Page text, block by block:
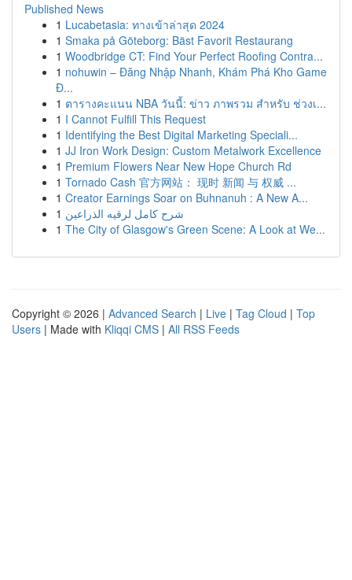
Published News
1 Lucabetasia: ทางเข้าล่าสุด 2024
1 Smaka på Göteborg: Bäst Favorit Restaurang
1 Woodbridge CT: Find Your Perfect Roofing Contra...
1 nohuwin – Đăng Nhập Nhanh, Khám Phá Kho Game
Đ...
1 ตารางคะแนน NBA วันนี้: ข่าว ภาพรวม สำหรับ ช่วงเ...
1 I Cannot Fulfill This Request
1 Identifying the Best Digital Marketing Speciali...
1 JJ Iron Work Design: Custom Metalwork Excellence
1 Premium Flowers Near New Hope Church Rd
1 Tornado Cash 官方网站： 现时 新闻 与 权威 ...
1 Creator Earnings Soar on Buhnanuh : A New A...
1 شرح كامل لرقيه الذراعين
1 The City of Glasgow's Green Scene: A Look at We...
Copyright © 2026 | Advanced Search | Live | Tag Cloud | Top
Users | Made with Kliqqi CMS | All RSS Feeds